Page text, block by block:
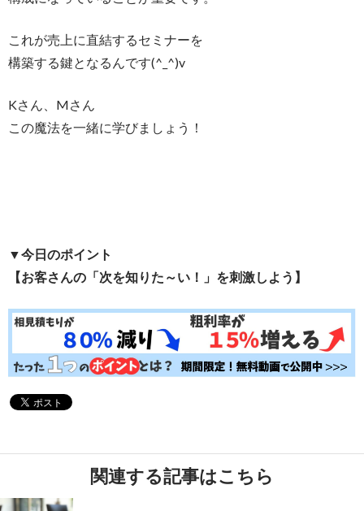
これが売上に直結するセミナーを
構築する鍵となるんです(^_^)v
Kさん、Mさん
この魔法を一緒に学びましょう！
▼今日のポイント
【お客さんの「次を知りた～い！」を刺激しよう】
関連する記事はこちら